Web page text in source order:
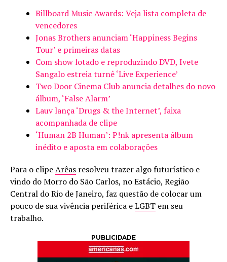
Billboard Music Awards: Veja lista completa de
vencedores
Jonas Brothers anunciam ‘Happiness Begins
Tour’ e primeiras datas
Com show lotado e reproduzindo DVD, Ivete
Sangalo estreia turnê ‘Live Experience’
Two Door Cinema Club anuncia detalhes do novo
álbum, ‘False Alarm’
Lauv lança ‘Drugs & the Internet’, faixa
acompanhada de clipe
‘Human 2B Human’: P!nk apresenta álbum
inédito e aposta em colaborações
Para o clipeArêas resolveu trazer algo futurístico e
vindo do Morro do São Carlos, no Estácio, Região
Central do Rio de Janeiro, faz questão de colocar um
pouco de sua vivência periférica eLGBT em seu
trabalho.
PUBLICIDADE